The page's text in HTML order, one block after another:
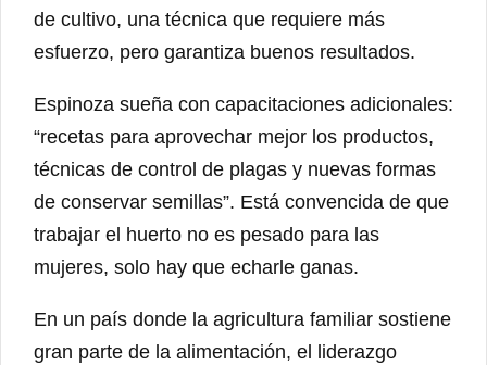
de cultivo, una técnica que requiere más
esfuerzo, pero garantiza buenos resultados.
Espinoza sueña con capacitaciones adicionales:
“recetas para aprovechar mejor los productos,
técnicas de control de plagas y nuevas formas
de conservar semillas”. Está convencida de que
trabajar el huerto no es pesado para las
mujeres, solo hay que echarle ganas.
En un país donde la agricultura familiar sostiene
gran parte de la alimentación, el liderazgo